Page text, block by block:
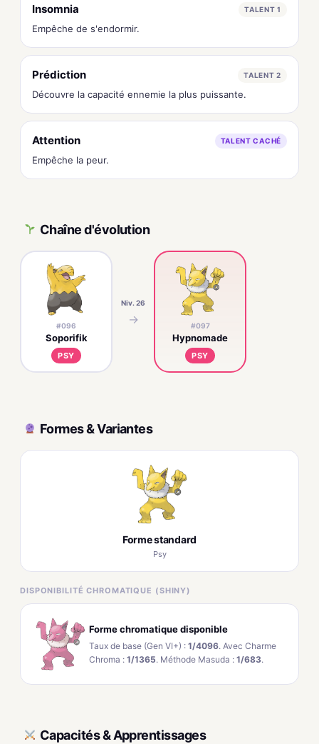
Insomnia TALENT 1
Empêche de s'endormir.
Prédiction TALENT 2
Découvre la capacité ennemie la plus puissante.
Attention TALENT CACHÉ
Empêche la peur.
Chaîne d'évolution
#096
Soporifik
PSY
Niv. 26
→ #097
Hypnomade
PSY
Formes & Variantes
Forme standard
Psy
DISPONIBILITÉ CHROMATIQUE (SHINY)
Forme chromatique disponible
Taux de base (Gen VI+) : 1/4096. Avec Charme
Chroma : 1/1365. Méthode Masuda : 1/683.
Capacités & Apprentissages